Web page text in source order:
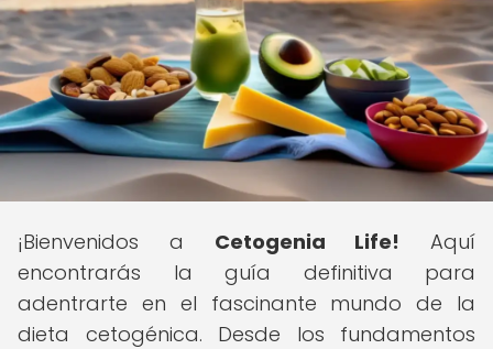
¡Bienvenidos a Cetogenia Life! Aquí
encontrarás la guía definitiva para
adentrarte en el fascinante mundo de la
dieta cetogénica. Desde los fundamentos